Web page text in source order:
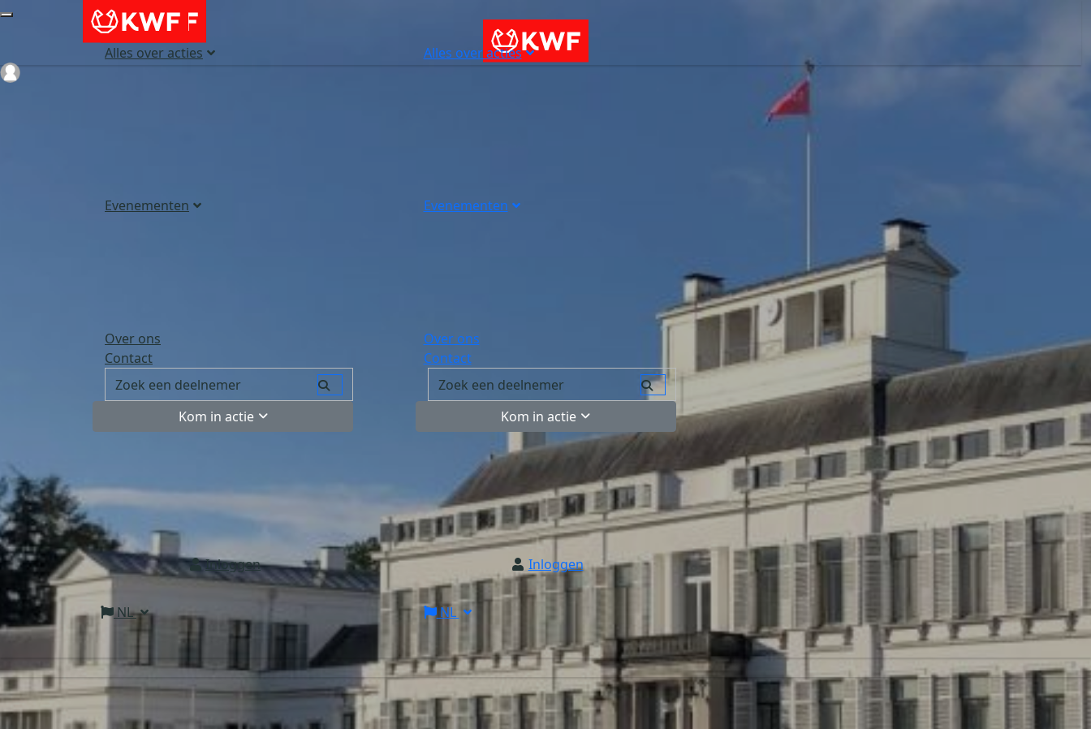
Alles over acties
Evenementen
Over ons
Contact
Kom in actie
Inloggen
NL
Alles over acties
Evenementen
Over ons
Contact
Kom in actie
Inloggen
NL